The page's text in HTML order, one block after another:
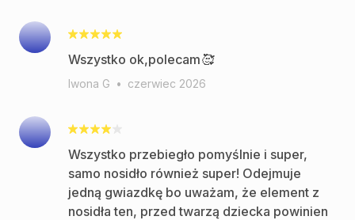
Wszystko ok,polecam🥰
Iwona G • czerwiec 2026
Wszystko przebiegło pomyślnie i super,
samo nosidło również super! Odejmuje
jedną gwiazdkę bo uważam, że element z
nosidła ten, przed twarzą dziecka powinien